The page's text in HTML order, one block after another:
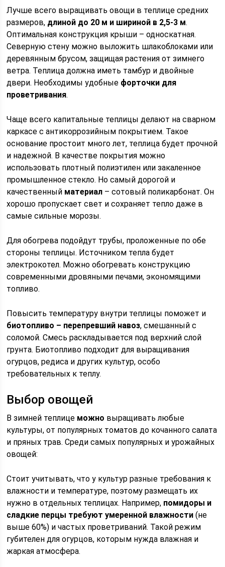
Лучше всего выращивать овощи в теплице средних
размеров, длиной до 20 м и шириной в 2,5-3 м.
Оптимальная конструкция крыши – односкатная.
Северную стену можно выложить шлакоблоками или
деревянным брусом, защищая растения от зимнего
ветра. Теплица должна иметь тамбур и двойные
двери. Необходимы удобные форточки для
проветривания.
Чаще всего капитальные теплицы делают на сварном
каркасе с антикоррозийным покрытием. Такое
основание простоит много лет, теплица будет прочной
и надежной. В качестве покрытия можно
использовать плотный полиэтилен или закаленное
промышленное стекло. Но самый дорогой и
качественный материал – сотовый поликарбонат. Он
хорошо пропускает свет и сохраняет тепло даже в
самые сильные морозы.
Для обогрева подойдут трубы, проложенные по обе
стороны теплицы. Источником тепла будет
электрокотел. Можно обогревать конструкцию
современными дровяными печами, экономящими
топливо.
Повысить температуру внутри теплицы поможет и
биотопливо – перепревший навоз, смешанный с
соломой. Смесь раскладывается под верхний слой
грунта. Биотопливо подходит для выращивания
огурцов, редиса и других культур, особо
требовательных к теплу.
Выбор овощей
В зимней теплице можно выращивать любые
культуры, от популярных томатов до кочанного салата
и пряных трав. Среди самых популярных и урожайных
овощей:
Стоит учитывать, что у культур разные требования к
влажности и температуре, поэтому размещать их
нужно в отдельных теплицах. Например, помидоры и
сладкие перцы требуют умеренной влажности (не
выше 60%) и частых проветриваний. Такой режим
губителен для огурцов, которым нужда влажная и
жаркая атмосфера.